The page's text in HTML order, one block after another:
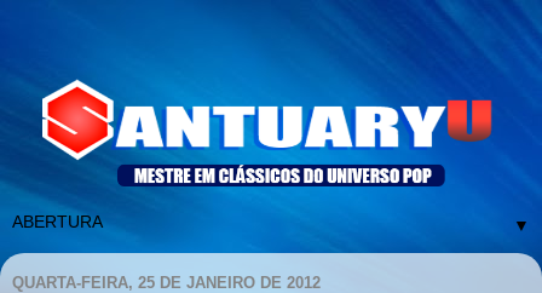
▼
QUARTA-FEIRA, 25 DE JANEIRO DE 2012